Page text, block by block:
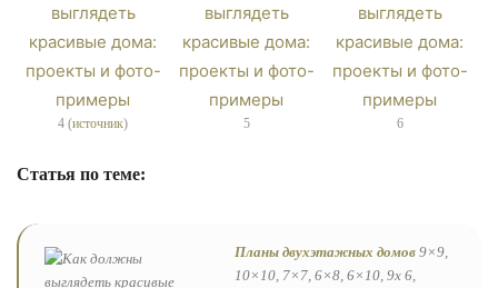
4 (источник) 5 6
Статья по теме:
Планы двухэтажных домов 9×9,
10×10, 7×7, 6×8, 6×10, 9х 6,